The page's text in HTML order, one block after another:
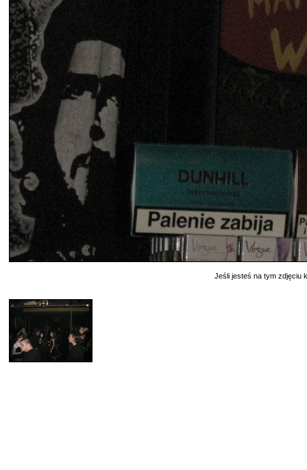
Jeśli jesteś na tym zdjęciu